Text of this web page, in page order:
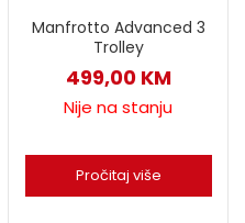
Manfrotto Advanced 3
Trolley
499,00 KM
Nije na stanju
Pročitaj više